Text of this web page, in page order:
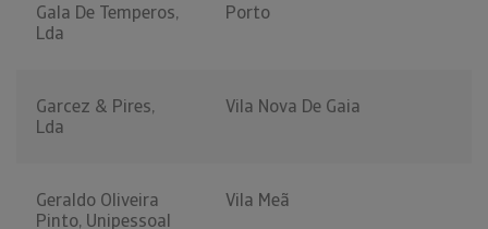
Gala De Temperos,
Lda
Porto
Garcez & Pires,
Lda
Vila Nova De Gaia
Geraldo Oliveira
Pinto, Unipessoal
Vila Meã